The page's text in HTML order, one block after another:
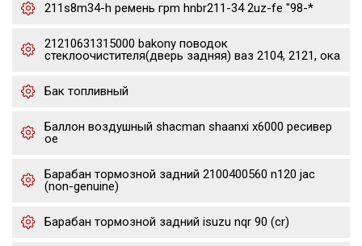
211s8m34-h ремень грm hnbr211-34 2uz-fe "98-*
21210631315000 bakony поводок
стеклоочистителя(дверь задняя) ваз 2104, 2121, ока
Бак топливный
Баллон воздушный shacman shaanxi x6000 ресивер
oe
Барабан тормозной задний 2100400560 n120 jac
(non-genuine)
Барабан тормозной задний isuzu nqr 90 (cr)